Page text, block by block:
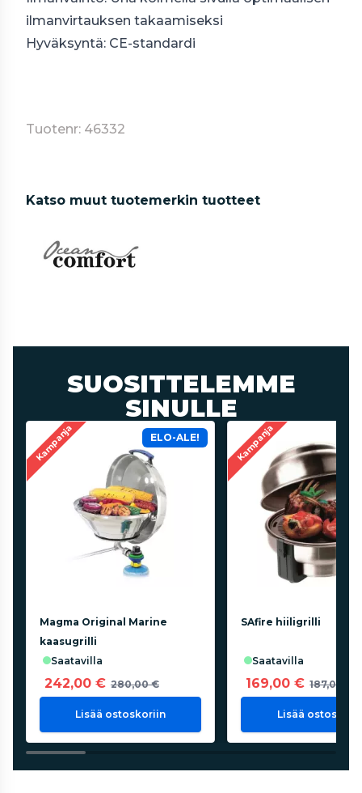
ilmanvirtauksen takaamiseksi
Hyväksyntä: CE-standardi
Tuotenr: 46332
Katso muut tuotemerkin tuotteet
SUOSITTELEMME
SINULLE
Kampanja ELO-ALE!
Magma Original Marine
kaasugrilli
saatavilla
242,00 € 280,00 €
Lisää ostoskoriin
Kampanja
SAfire hiiligrilli
saatavilla
169,00 € 187,00 €
Lisää